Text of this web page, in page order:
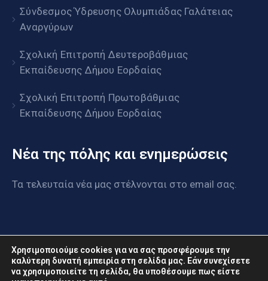
Σύνδεσμος Ύδρευσης Ολυμπιάδας Γαλάτειας
Αναργύρων
Σχολική Επιτροπή Δευτεροβάθμιας
Εκπαίδευσης Δήμου Εορδαίας
Σχολική Επιτροπή Πρωτοβάθμιας
Εκπαίδευσης Δήμου Εορδαίας
Νέα της πόλης και ενημερώσεις
Τα τελευταία νέα μας στέλνονται στο email σας.
Χρησιμοποιούμε cookies για να σας προσφέρουμε την
καλύτερη δυνατή εμπειρία στη σελίδα μας. Εάν συνεχίσετε
να χρησιμοποιείτε τη σελίδα, θα υποθέσουμε πως είστε